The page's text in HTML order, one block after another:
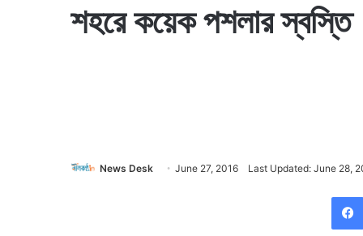
শহরে কয়েক পশলার স্বস্তি
News Desk June 27, 2016 Last Updated: June 28,